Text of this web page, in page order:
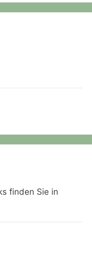
finden Sie in